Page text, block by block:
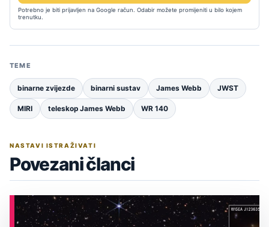
Potrebno je biti prijavljen na Google račun. Odabir možete promijeniti u bilo kojem
trenutku.
TEME
binarne zvijezde binarni sustav James Webb JWST
MIRI teleskop James Webb WR 140
NASTAVI ISTRAŽIVATI
Povezani članci